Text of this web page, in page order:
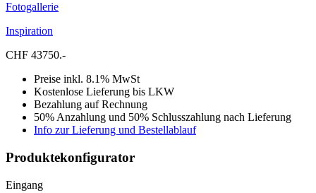
Fotogallerie
Inspiration
CHF 43750.-
Preise inkl. 8.1% MwSt
Kostenlose Lieferung bis LKW
Bezahlung auf Rechnung
50% Anzahlung und 50% Schlusszahlung nach Lieferung
Info zur Lieferung und Bestellablauf
Produktekonfigurator
Eingang